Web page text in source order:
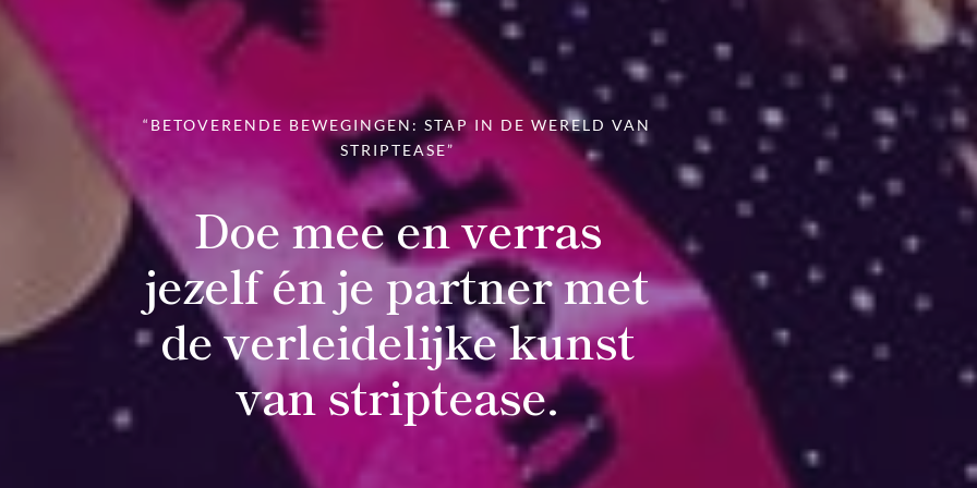
“BETOVERENDE BEWEGINGEN: STAP IN DE WERELD VAN
STRIPTEASE”
Doe mee en verras
jezelf én je partner met
de verleidelijke kunst
van striptease.